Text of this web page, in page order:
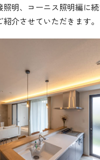
明、コーニス照明編に続
紹介させていただきます。